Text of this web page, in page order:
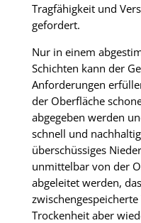
Tragfähigkeit und
gefordert.
Nur in einem
Schichten kann der
Anforderungen
der Oberfläche
abgegeben werden
schnell und
überschüssiges
unmittelbar von der
abgeleitet werden,
Trockenheit aber